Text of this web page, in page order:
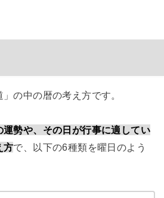
」の中の暦の考え方です。
運勢や、その日が行事に適してい
方で、以下の6種類を曜日のよう